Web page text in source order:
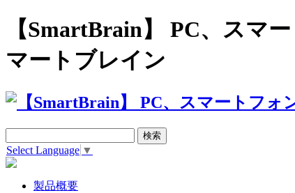
【SmartBrain】 PC、スマ
マートブレイン
Select Language ▼
製品概要